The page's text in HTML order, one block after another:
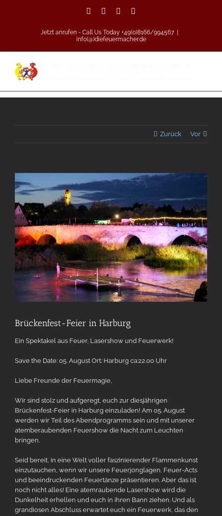
Facebook
Vimeo Pinterest
Jetzt anrufen - Call Us Today +49(0)8166/994567
info(@)diefeuermacher.de
Zurück Vor
grösseres
Bild
Brückenfest-Feier in Harburg
Ein Spektakel aus Feuer, Lasershow und Feuerwerk!
Save the Date: 05. August Ort: Harburg ca:22.00 Uhr
Liebe Freunde der Feuermagie,
Wir sind stolz und aufgeregt, euch zur diesjährigen
Brückenfest-Feier in Harburg einzuladen! Am 05. August
werden wir Teil des Abendprogramms sein und mit unserer
atemberaubenden Feuershow die Nacht zum Leuchten
bringen.
Seid bereit, in eine Welt voller faszinierender Flammenkunst
einzutauchen, wenn wir unsere Feuerjonglagen, Feuer-Acts
und beeindruckenden Feuertänze präsentieren. Aber das ist
noch nicht alles! Eine atemraubende Lasershow wird die
Dunkelheit erhellen und euch in ihren Bann ziehen. Und als
grandiosen Abschluss erwartet euch ein Feuerwerk, das den